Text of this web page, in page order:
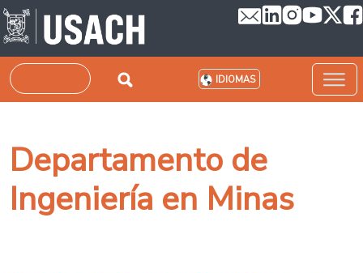
Pasar al contenido principal
Buscar IDIOMAS
Departamento de
Ingeniería en Minas